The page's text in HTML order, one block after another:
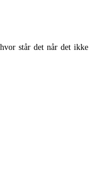
står det når det ikke